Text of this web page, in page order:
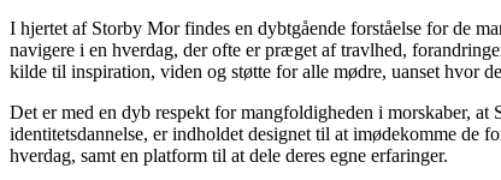
I hjertet af Storby Mor findes en dybtgående forståelse for de
navigere i en hverdag, der ofte er præget af travlhed,
kilde til inspiration, viden og støtte for alle mødre, uanset hvor
Det er med en dyb respekt for mangfoldigheden i morskaber,
identitetsdannelse, er indholdet designet til at imødekomme de
hverdag, samt en platform til at dele deres egne erfaringer.